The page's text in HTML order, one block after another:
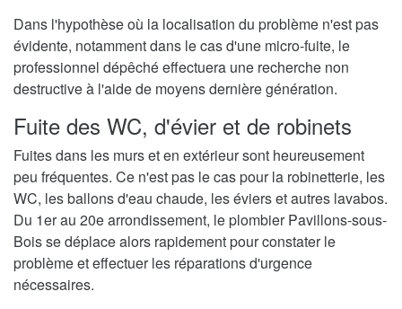
Dans l'hypothèse où la localisation du problème n'est pas
évidente, notamment dans le cas d'une micro-fuite, le
professionnel dépêché effectuera une recherche non
destructive à l'aide de moyens dernière génération.
Fuite des WC, d'évier et de robinets
Fuites dans les murs et en extérieur sont heureusement
peu fréquentes. Ce n'est pas le cas pour la robinetterie, les
WC, les ballons d'eau chaude, les éviers et autres lavabos.
Du 1er au 20e arrondissement, le plombier Pavillons-sous-
Bois se déplace alors rapidement pour constater le
problème et effectuer les réparations d'urgence
nécessaires.